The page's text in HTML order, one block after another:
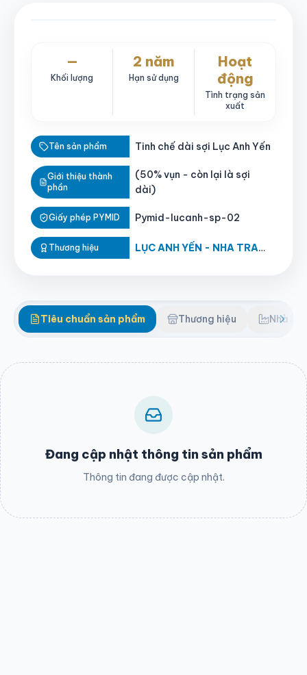
—
Khối lượng
2 năm
Hạn sử dụng
Hoạt
động
Tình trạng sản
xuất
Tên sản phẩm Tinh chế dài sợi Lục Anh Yến
Giới thiệu thành
phần
(50% vụn - còn lại là sợi
dài)
Giấy phép PYMID Pymid-lucanh-sp-02
Thương hiệu LỤC ANH YẾN - NHA TRANG
Tiêu chuẩn sản phẩm Thương hiệu Nhà
Đang cập nhật thông tin sản phẩm
Thông tin đang được cập nhật.